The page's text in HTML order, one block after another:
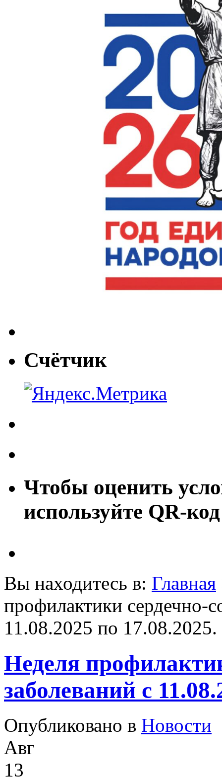
Счётчик
Чтобы оценить
используйте QR-код
Вы находитесь в: Главная
профилактики сердечно-
11.08.2025 по 17.08.2025.
Неделя
заболеваний с
Опубликовано в Новости
Авг
13